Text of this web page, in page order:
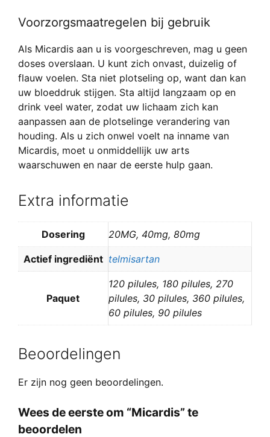
Voorzorgsmaatregelen bij gebruik
Als Micardis aan u is voorgeschreven, mag u geen
doses overslaan. U kunt zich onvast, duizelig of
flauw voelen. Sta niet plotseling op, want dan kan
uw bloeddruk stijgen. Sta altijd langzaam op en
drink veel water, zodat uw lichaam zich kan
aanpassen aan de plotselinge verandering van
houding. Als u zich onwel voelt na inname van
Micardis, moet u onmiddellijk uw arts
waarschuwen en naar de eerste hulp gaan.
Extra informatie
Dosering 20MG, 40mg, 80mg
Actief ingrediënt telmisartan
Paquet
120 pilules, 180 pilules, 270
pilules, 30 pilules, 360 pilules,
60 pilules, 90 pilules
Beoordelingen
Er zijn nog geen beoordelingen.
Wees de eerste om “Micardis” te
beoordelen